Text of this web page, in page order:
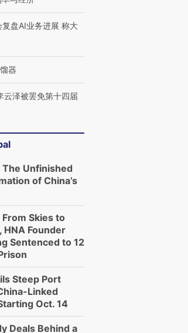
盘AI业务进展 称大
器
云泽被罢免第十四届
The Unfinished
of China’s
Skies to
HNA Founder
Sentenced to 12
Steep Port
Linked
Oct. 14
Deals Behind a